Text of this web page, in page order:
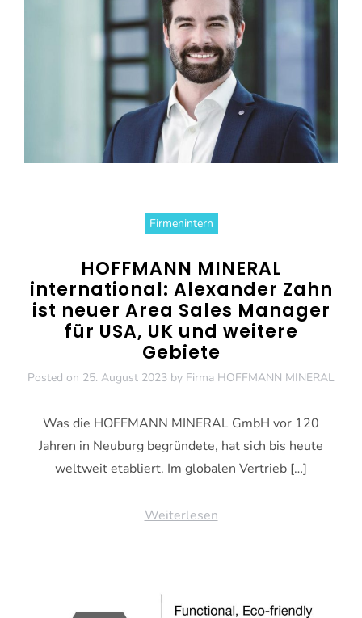
Firmenintern
HOFFMANN MINERAL
international: Alexander Zahn
ist neuer Area Sales Manager
für USA, UK und weitere
Gebiete
Posted on 25. August 2023 by Firma HOFFMANN MINERAL
Was die HOFFMANN MINERAL GmbH vor 120
Jahren in Neuburg begründete, hat sich bis heute
weltweit etabliert. Im globalen Vertrieb […]
Weiterlesen